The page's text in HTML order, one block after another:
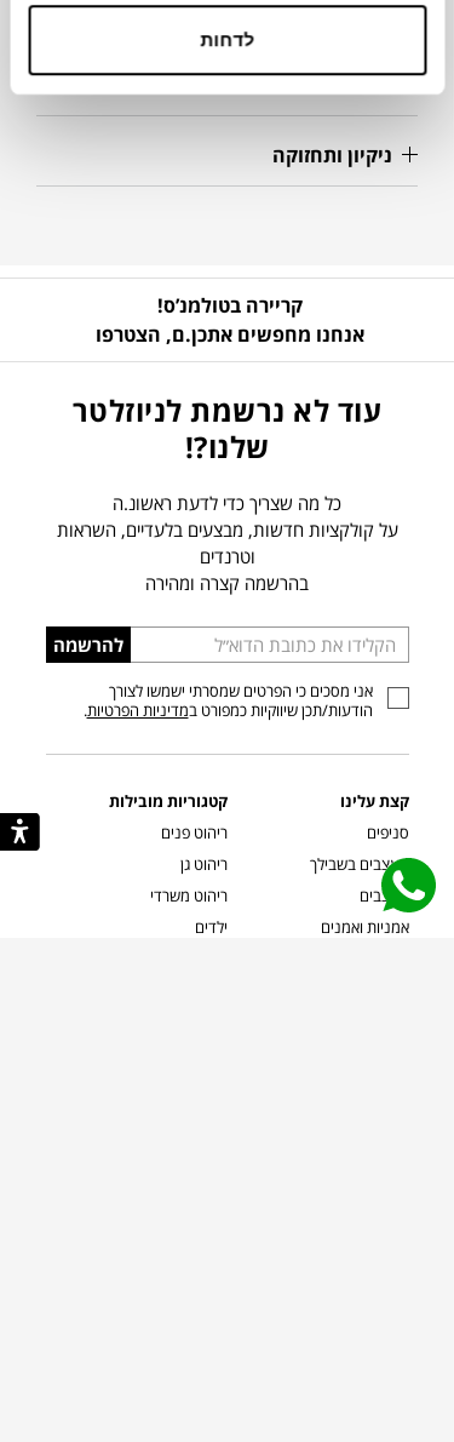
לדחות
מק"ט
פרטים נוספים
ניקיון ותחזוקה
קריירה בטולמנ’ס!
אנחנו מחפשים אתכן.ם, הצטרפו
עוד לא נרשמת לניוזלטר
שלנו?!
כל מה שצריך כדי לדעת ראשונ.ה
על קולקציות חדשות, מבצעים בלעדיים, השראות
וטרנדים
בהרשמה קצרה ומהירה
הכניסו
כתובת
דוא”ל
להרשמה
אני מסכים כי הפרטים שמסרתי ישמשו לצורך
הודעות/תכן שיווקיות כמפורט במדיניות הפרטיות.
קצת עלינו
סניפים
מעצבים בשבילך
מעצבים
אמניות ואמנים
קטגוריות מובילות
ריהוט פנים
ריהוט גן
ריהוט משרדי
ילדים